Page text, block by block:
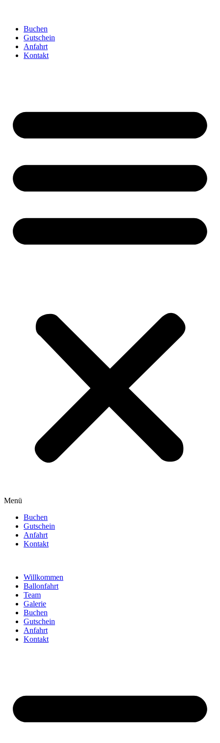
Buchen
Gutschein
Anfahrt
Kontakt
Menü
Buchen
Gutschein
Anfahrt
Kontakt
Willkommen
Ballonfahrt
Team
Galerie
Buchen
Gutschein
Anfahrt
Kontakt